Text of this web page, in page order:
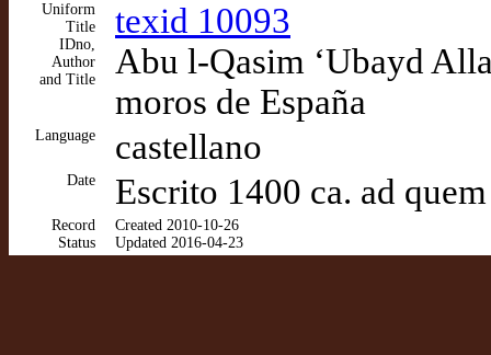
Uniform
Title
IDno,
Author
and Title
texid 10093
Abu l-Qasim ‘Ubayd
moros de España
Language castellano
Date Escrito 1400 ca. ad quem
Record
Status
Created 2010-10-26
Updated 2016-04-23